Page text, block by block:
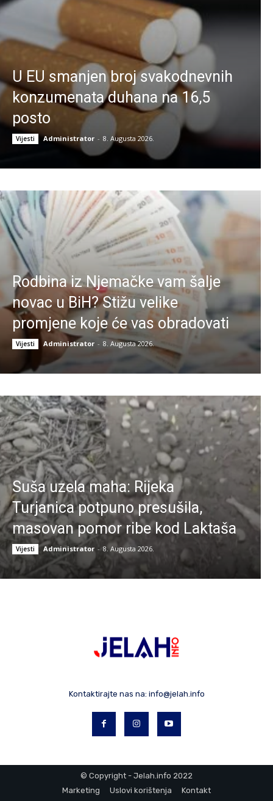
U EU smanjen broj svakodnevnih
konzumenata duhana na 16,5
posto
Vijesti Administrator - 8. Augusta 2026.
Rodbina iz Njemačke vam šalje
novac u BiH? Stižu velike
promjene koje će vas obradovati
Vijesti Administrator - 8. Augusta 2026.
Suša uzela maha: Rijeka
Turjanica potpuno presušila,
masovan pomor ribe kod Laktaša
Vijesti Administrator - 8. Augusta 2026.
Kontaktirajte nas na: info@jelah.info
© Copyright - Jelah.info 2022
Marketing
Uslovi korištenja Kontakt